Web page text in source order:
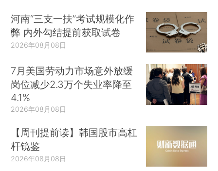
河南“三支一扶”考试规模化作
弊 内外勾结提前获取试卷
2026年08月08日
7月美国劳动力市场意外放缓
岗位减少2.3万个失业率降至
4.1%
2026年08月08日
【周刊提前读】韩国股市高杠
杆镜鉴
2026年08月08日